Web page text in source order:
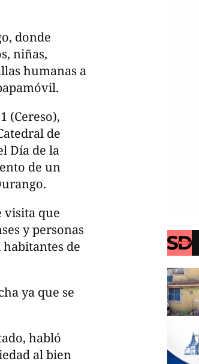
donde
niñas,
humanas a
(Cereso),
de
Día de la
de un
visita que
y personas
de
ya que se
habló
al bien